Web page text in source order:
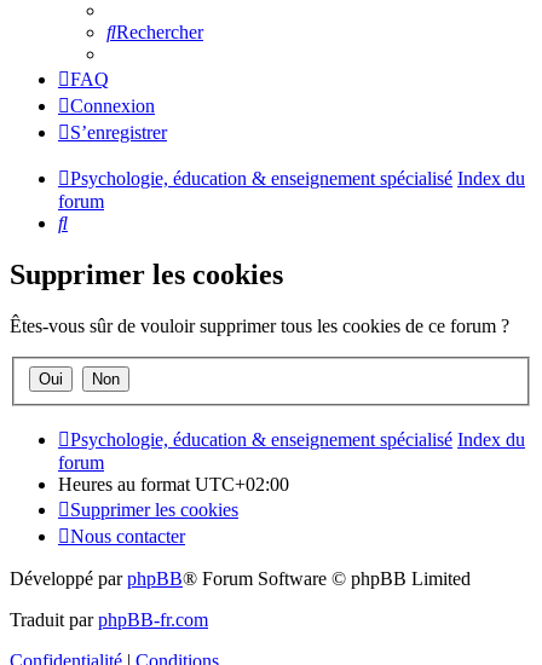
Rechercher
FAQ
Connexion
S’enregistrer
Psychologie, éducation & enseignement spécialisé Index du
forum
Rechercher
Supprimer les cookies
Êtes-vous sûr de vouloir supprimer tous les cookies de ce forum ?
Psychologie, éducation & enseignement spécialisé Index du
forum
Heures au format UTC+02:00
Supprimer les cookies
Nous contacter
Développé parphpBB® Forum Software © phpBB Limited
Traduit parphpBB-fr.com
Confidentialité | Conditions